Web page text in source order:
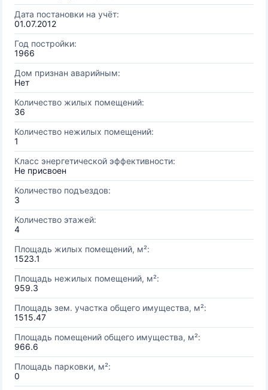
Дата постановки на учёт:
01.07.2012
Год постройки:
1966
Дом признан аварийным:
Нет
Количество жилых помещений:
36
Количество нежилых помещений:
1
Класс энергетической эффективности:
Не присвоен
Количество подъездов:
3
Количество этажей:
4
Площадь жилых помещений, м²:
1523.1
Площадь нежилых помещений, м²:
959.3
Площадь зем. участка общего имущества, м²:
1515.47
Площадь помещений общего имущества, м²:
966.6
Площадь парковки, м²:
0